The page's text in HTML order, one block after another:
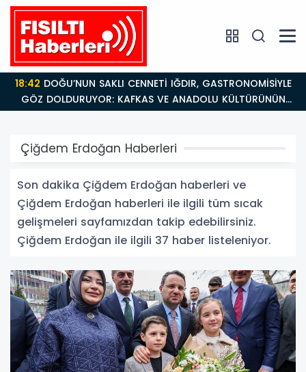
18:26Fısıltı Haberleri Iğdır Tanıtımları Devam Ediyor:
Türkiye’nin Doğu Kapısı Iğdır’ın Saklı Cennetleri
Keşfedilmeyi Bekliyor
Çiğdem Erdoğan Haberleri
Son dakika Çiğdem Erdoğan haberleri ve
Çiğdem Erdoğan haberleri ile ilgili tüm sıcak
gelişmeleri sayfamızdan takip edebilirsiniz.
Çiğdem Erdoğan ile ilgili 37 haber listeleniyor.